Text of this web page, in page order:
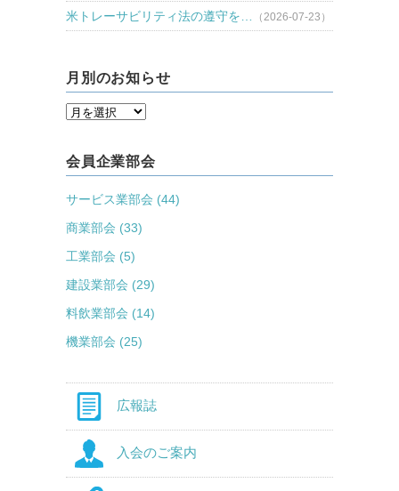
米トレーサビリティ法の遵守を… （2026-07-23）
月別のお知らせ
会員企業部会
サービス業部会 (44)
商業部会 (33)
工業部会 (5)
建設業部会 (29)
料飲業部会 (14)
機業部会 (25)
広報誌
入会のご案内